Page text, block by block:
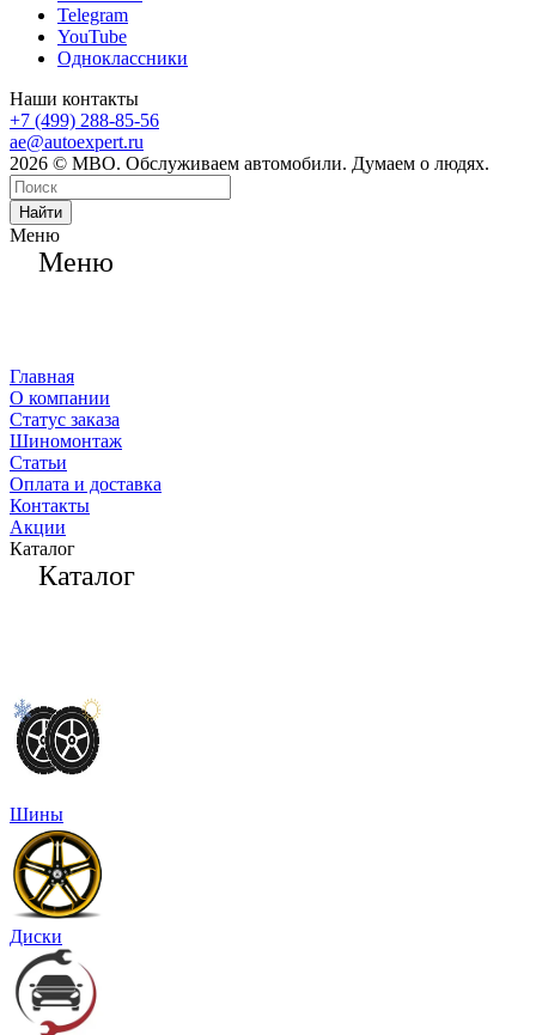
Telegram
YouTube
Одноклассники
Наши контакты
+7 (499) 288-85-56
ae@autoexpert.ru
2026 © МВО. Обслуживаем автомобили. Думаем о людях.
Найти
Меню
Меню
Главная
О компании
Статус заказа
Шиномонтаж
Статьи
Оплата и доставка
Контакты
Акции
Каталог
Каталог
Шины
Диски